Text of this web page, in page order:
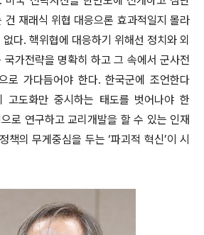
건 재래식 위협 대응으론 효과적일지 몰라
다. 핵위협에 대응하기 위해선 정치와 외
가전략을 명확히 하고 그 속에서 군사전
로 가다듬어야 한다. 한국군에 조언한다
고도화만 중시하는 태도를 벗어나야 한
로 연구하고 교리개발을 할 수 있는 인재
책의 무게중심을 두는 ‘파괴적 혁신’이 시